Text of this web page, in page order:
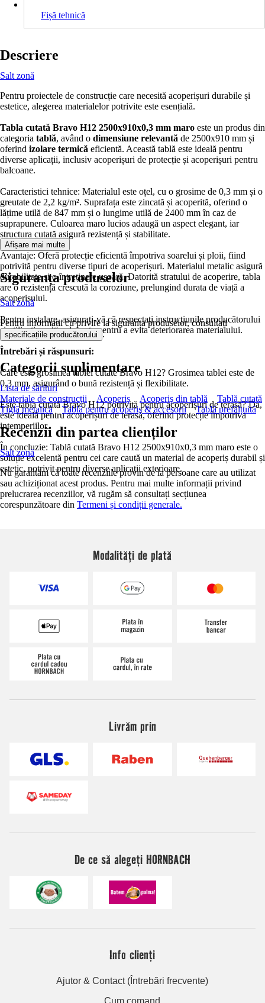
Fișă tehnică
Descriere
Salt zonă
Pentru proiectele de construcție care necesită acoperișuri durabile și
estetice, alegerea materialelor potrivite este esențială.
Tabla cutată Bravo H12 2500x910x0,3 mm maro este un produs din
categoria tablă, având o dimensiune relevantă de 2500x910 mm și
oferind izolare termică eficientă. Această tablă este ideală pentru
diverse aplicații, inclusiv acoperișuri de protecție și acoperișuri pentru
balcoane.
Caracteristici tehnice: Materialul este oțel, cu o grosime de 0,3 mm și o
greutate de 2,2 kg/m². Suprafața este zincată și acoperită, oferind o
lățime utilă de 847 mm și o lungime utilă de 2400 mm în caz de
suprapunere. Culoarea maro lucios adaugă un aspect elegant, iar
structura cutată asigură rezistență și stabilitate.
Avantaje: Oferă protecție eficientă împotriva soarelui și ploii, fiind
potrivită pentru diverse tipuri de acoperișuri. Materialul metalic asigură
durabilitate și o întreținere ușoară. Datorită stratului de acoperire, tabla
are o rezistență crescută la coroziune, prelungind durata de viață a
acoperișului.
Pentru instalare, asigurați-vă că respectați instrucțiunile producătorului
și utilizați unelte adecvate pentru a evita deteriorarea materialului.
Întrebări și răspunsuri:
Care este grosimea tablei cutate Bravo H12? Grosimea tablei este de
0,3 mm, asigurând o bună rezistență și flexibilitate.
Este tabla cutată Bravo H12 potrivită pentru acoperișuri de terasă? Da,
este ideală pentru acoperișuri de terasă, oferind protecție împotriva
intemperiilor.
În concluzie: Tablă cutată Bravo H12 2500x910x0,3 mm maro este o
soluție excelentă pentru cei care caută un material de acoperiș durabil și
estetic, potrivit pentru diverse aplicații exterioare.
Afișare mai multe
Siguranța produselor
Salt zonă
Pentru informații cu privire la siguranța produselor, consultați
specificațiile producătorului .
Categorii suplimentare
Lista de sărituri
Materiale de construcţii
Acoperiş Acoperiş din tablă
Tablă cutată
Țiglă metalică
Tablă pentru acoperiş & accesorii Tablă prefălțuită
Recenzii din partea clienților
Salt zonă
Nu garantăm că toate recenziile provin de la persoane care au utilizat
sau achiziționat acest produs. Pentru mai multe informații privind
prelucrarea recenziilor, vă rugăm să consultați secțiunea
corespunzătoare din Termeni și condiții generale.
Modalități de plată
Livrăm prin
De ce să alegeți HORNBACH
Info clienți
Ajutor & Contact (Întrebări frecvente)
Cum comand